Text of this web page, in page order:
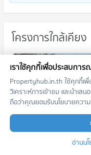
โครงการใกล้เคียง
PYNN Kaset
จตุจักร กรุงเทพมหานคร
เราใช้คุกกี้เพื่อประสบก
Propertyhub.in.th ใช้คุกกี้
วิเคราะห์การเข้าชม และนำเส
ถือว่าคุณยอมรับนโยบายความ
อ่านน